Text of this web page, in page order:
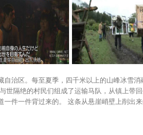
治区。每至夏季，四千米以上的山峰冰雪
世隔绝的村民们组成了运输马队，从镇上带
件一件背过来的。 这条从悬崖峭壁上削出